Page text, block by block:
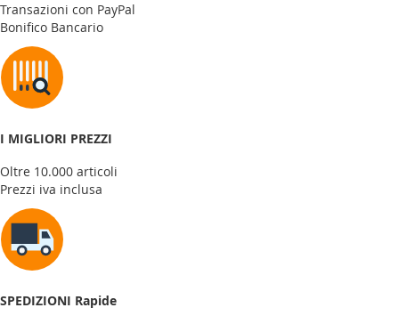
Transazioni con PayPal
Bonifico Bancario
I MIGLIORI PREZZI
Oltre 10.000 articoli
Prezzi iva inclusa
SPEDIZIONI Rapide